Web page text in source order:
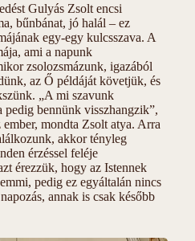
Gulyás Zsolt encsi
bűnbánat, jó halál – ez
egy-egy kulcsszava. A
ami a napunk
zsolozsmázunk, igazából
az Ő példáját követjük, és
„A mi szavunk
bennünk visszhangzik”,
mondta Zsolt atya. Arra
akkor tényleg
érzéssel feléje
érezzük, hogy az Istennek
pedig ez egyáltalán nincs
annak is csak később